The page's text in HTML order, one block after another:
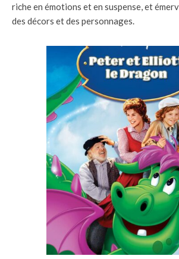
riche en émotions et en suspense, et
des décors et des personnages.